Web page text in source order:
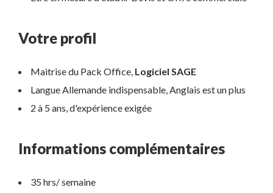
Votre profil
Maitrise du Pack Office, Logiciel SAGE
Langue Allemande indispensable, Anglais est un plus
2 à 5 ans, d'expérience exigée
Informations complémentaires
35 hrs/ semaine